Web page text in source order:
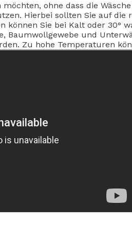
möchten, ohne dass die
Hierbei sollten Sie auf die
können Sie bei Kalt oder 30°
Baumwollgewebe und
Zu hohe Temperaturen